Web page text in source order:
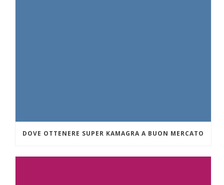
DOVE OTTENERE SUPER KAMAGRA A BUON MERCATO